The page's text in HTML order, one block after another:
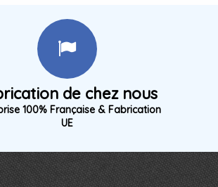
de chez nous
100% Française & Fabrication
UE